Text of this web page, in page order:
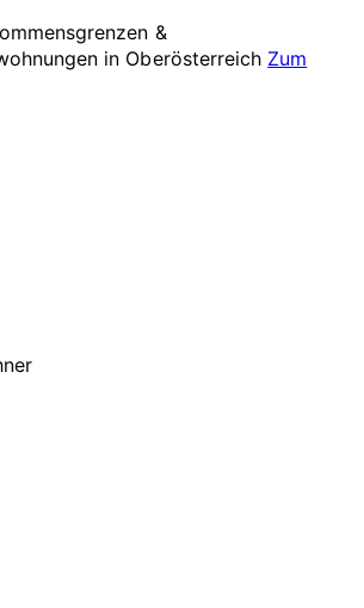
&
in Oberösterreich Zum